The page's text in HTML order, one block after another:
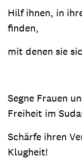
Hilf ihnen, in
finden,
mit denen sie
Segne Frauen
Freiheit im
Schärfe ihren
Klugheit!